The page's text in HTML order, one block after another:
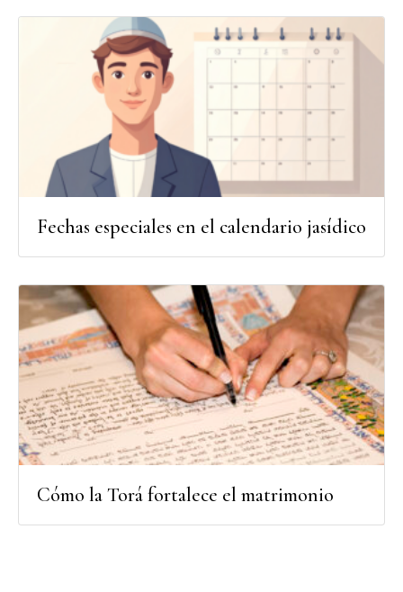
Fechas especiales en el calendario jasídico
Cómo la Torá fortalece el matrimonio